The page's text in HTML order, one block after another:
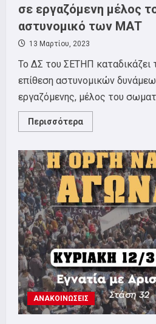
σε εργαζόμενη μέλος
αστυνομικό των ΜΑΤ
13 Μαρτίου, 2023
Το ΔΣ του ΣΕΤΗΠ καταδικάζει
επίθεση αστυνομικών
εργαζόμενης, μέλος του
Περισσότερα
more
την
απρόκλητη
επίθεση
σε
εργαζόμενη
μέλος
του
ΣΕΤΗΠ
από
αστυνομικό
των
ΜΑΤ
ΑΝΑΚΟΙΝΩΣΕΙΣ